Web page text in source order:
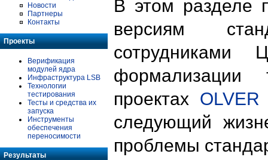
Новости
Партнеры
Контакты
Проекты
Верификация
модулей ядра
Инфраструктура LSB
Технологии
тестирования
Тесты и средства их
запуска
Инструменты
обеспечения
переносимости
Результаты
В этом разделе
версиям
формализации
проектах OLVER
следующий
проблемы